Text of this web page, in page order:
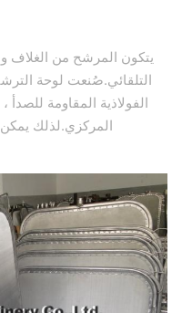
يتكون المرشح من الغلاف
التلقائي.صُنعت لوحة
الفولاذية المقاومة للصدأ
المركزي.لذلك يمكن